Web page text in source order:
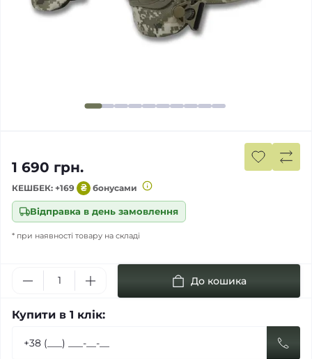
Відправка в день замовлення
* при наявності товару на складі
1 690 грн.
КЕШБЕК: +169 ₴ бонусами
До кошика
Купити в 1 клік: